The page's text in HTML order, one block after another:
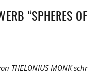
“SPHERES
THELONIUS MONK